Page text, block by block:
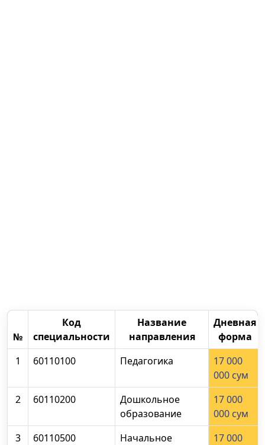
№
Код
специальности
Название
направления
Дневная
форма
1
60110100 Педагогика
17 000
000 сум
2
60110200
Дошкольное
образование
17 000
000 сум
3
60110500
Начальное
17 000